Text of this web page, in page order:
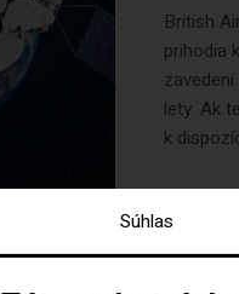
British
prihodia
lety. Ak
k
Súhlas